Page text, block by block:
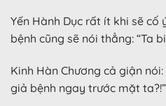
Yến Hành Dục rất ít khi sẽ cố
bệnh cũng sẽ nói thẳng: “Ta
Kinh Hàn Chương cả giận
giả bệnh ngay trước mặt ta?!”